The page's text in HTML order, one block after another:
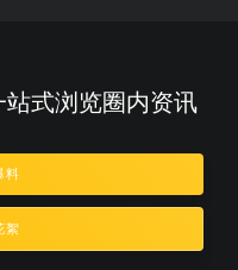
式浏览圈内资讯
料
絮